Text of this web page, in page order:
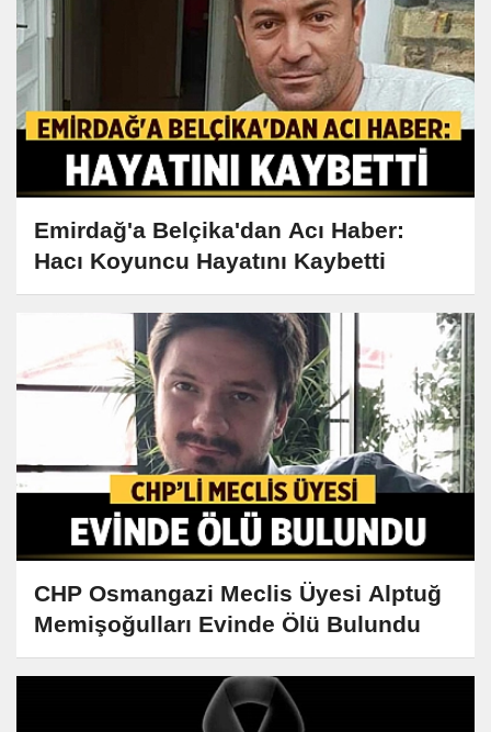
Emirdağ'a Belçika'dan Acı Haber:
Hacı Koyuncu Hayatını Kaybetti
CHP Osmangazi Meclis Üyesi Alptuğ
Memişoğulları Evinde Ölü Bulundu